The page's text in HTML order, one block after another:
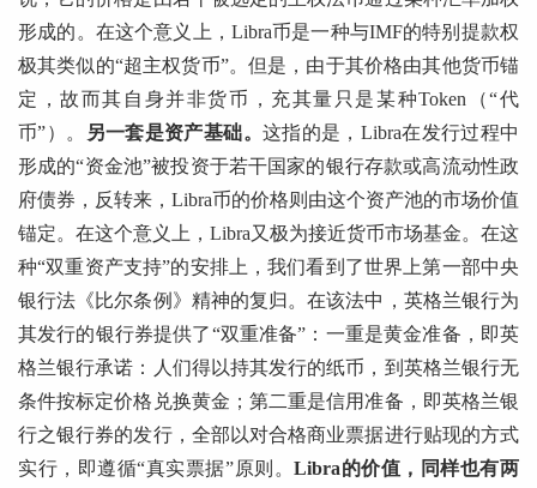
形成的。在这个意义上，Libra币是一种与IMF的特别提款权
极其类似的“超主权货币”。但是，由于其价格由其他货币锚
定，故而其自身并非货币，充其量只是某种Token（“代
币”）。
另一套是资产基础。 这指的是，Libra在发行过程中
形成的“资金池”被投资于若干国家的银行存款或高流动性政
府债券，反转来，Libra币的价格则由这个资产池的市场价值
锚定。在这个意义上，Libra又极为接近货币市场基金。在这
种“双重资产支持”的安排上，我们看到了世界上第一部中央
银行法《比尔条例》精神的复归。在该法中，英格兰银行为
其发行的银行券提供了“双重准备”：一重是黄金准备，即英
格兰银行承诺：人们得以持其发行的纸币，到英格兰银行无
条件按标定价格兑换黄金；第二重是信用准备，即英格兰银
行之银行券的发行，全部以对合格商业票据进行贴现的方式
实行，即遵循“真实票据”原则。Libra的价值，同样也有两